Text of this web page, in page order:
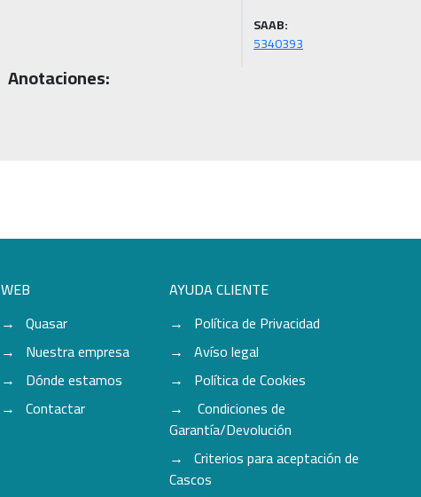
SAAB:
5340393
Anotaciones:
WEB
Quasar
Nuestra empresa
Dónde estamos
Contactar
AYUDA CLIENTE
Política de Privacidad
Avíso legal
Política de Cookies
Condiciones de
Garantía/Devolución
Criterios para aceptación de
Cascos